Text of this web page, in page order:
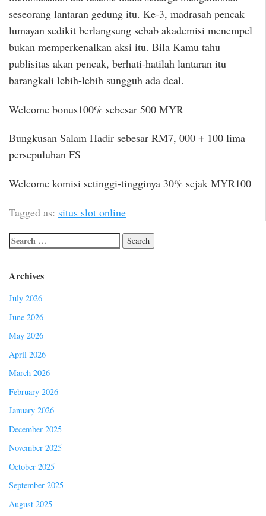
seseorang lantaran gedung itu. Ke-3, madrasah pencak
lumayan sedikit berlangsung sebab akademisi menempel
bukan memperkenalkan aksi itu. Bila Kamu tahu
publisitas akan pencak, berhati-hatilah lantaran itu
barangkali lebih-lebih sungguh ada deal.
Welcome bonus100% sebesar 500 MYR
Bungkusan Salam Hadir sebesar RM7, 000 + 100 lima
persepuluhan FS
Welcome komisi setinggi-tingginya 30% sejak MYR100
Tagged as: situs slot online
Archives
July 2026
June 2026
May 2026
April 2026
March 2026
February 2026
January 2026
December 2025
November 2025
October 2025
September 2025
August 2025